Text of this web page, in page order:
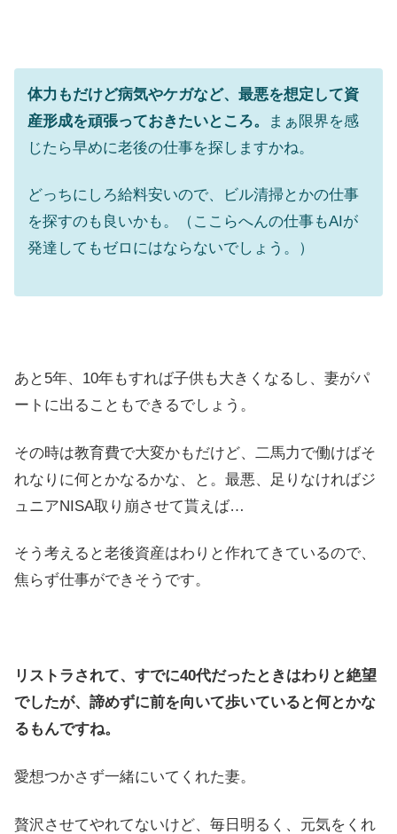
体力もだけど病気やケガなど、最悪を想定して資
産形成を頑張っておきたいところ。
まぁ限界を感
じたら早めに老後の仕事を探しますかね。
どっちにしろ給料安いので、ビル清掃とかの仕事
を探すのも良いかも。（ここらへんの仕事もAIが
発達してもゼロにはならないでしょう。）
あと5年、10年もすれば子供も大きくなるし、妻がパ
ートに出ることもできるでしょう。
その時は教育費で大変かもだけど、二馬力で働けばそ
れなりに何とかなるかな、と。最悪、足りなければジ
ュニアNISA取り崩させて貰えば…
そう考えると老後資産はわりと作れてきているので、
焦らず仕事ができそうです。
リストラされて、すでに40代だったときはわりと絶望
でしたが、諦めずに前を向いて歩いていると何とかな
るもんですね。
愛想つかさず一緒にいてくれた妻。
贅沢させてやれてないけど、毎日明るく、元気をくれ